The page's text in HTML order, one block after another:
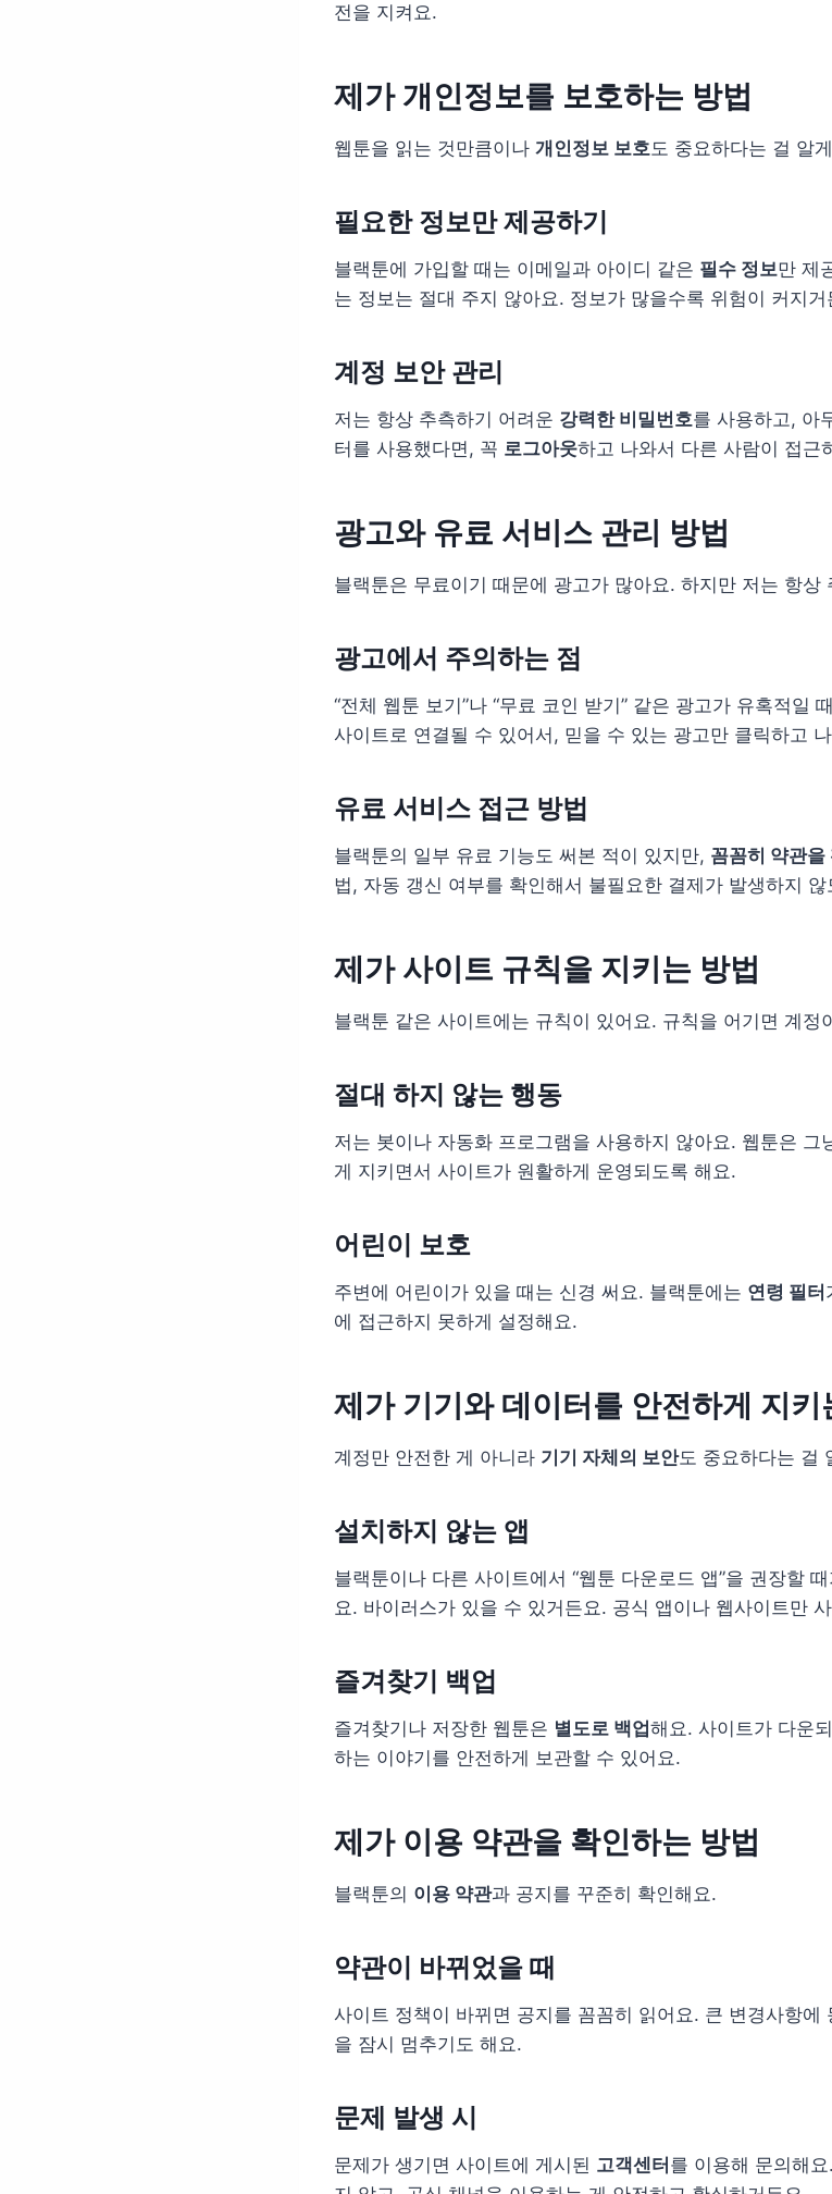
전을 지켜요.
제가 개인정보를 보호하는 방법
웹툰을 읽는 것만큼이나 개인정보 보호도 중요하다는 걸 알
필요한 정보만 제공하기
블랙툰에 가입할 때는 이메일과 아이디 같은 필수 정보만 제
는 정보는 절대 주지 않아요. 정보가 많을수록 위험이 커지거
계정 보안 관리
저는 항상 추측하기 어려운 강력한 비밀번호를 사용하고, 아
터를 사용했다면, 꼭 로그아웃하고 나와서 다른 사람이 접근
광고와 유료 서비스 관리 방법
블랙툰은 무료이기 때문에 광고가 많아요. 하지만 저는 항상
광고에서 주의하는 점
“전체 웹툰 보기”나 “무료 코인 받기” 같은 광고가 유혹적일
사이트로 연결될 수 있어서, 믿을 수 있는 광고만 클릭하고
유료 서비스 접근 방법
블랙툰의 일부 유료 기능도 써본 적이 있지만, 꼼꼼히 약관을
법, 자동 갱신 여부를 확인해서 불필요한 결제가 발생하지
제가 사이트 규칙을 지키는 방법
블랙툰 같은 사이트에는 규칙이 있어요. 규칙을 어기면 계정
절대 하지 않는 행동
저는 봇이나 자동화 프로그램을 사용하지 않아요. 웹툰은
게 지키면서 사이트가 원활하게 운영되도록 해요.
어린이 보호
주변에 어린이가 있을 때는 신경 써요. 블랙툰에는 연령 필터
에 접근하지 못하게 설정해요.
제가 기기와 데이터를 안전하게 지키
계정만 안전한 게 아니라 기기 자체의 보안도 중요하다는 걸
설치하지 않는 앱
블랙툰이나 다른 사이트에서 “웹툰 다운로드 앱”을 권장할
요. 바이러스가 있을 수 있거든요. 공식 앱이나 웹사이트만
즐겨찾기 백업
즐겨찾기나 저장한 웹툰은 별도로 백업해요. 사이트가 다운
하는 이야기를 안전하게 보관할 수 있어요.
제가 이용 약관을 확인하는 방법
블랙툰의 이용 약관과 공지를 꾸준히 확인해요.
약관이 바뀌었을 때
사이트 정책이 바뀌면 공지를 꼼꼼히 읽어요. 큰 변경사항에
을 잠시 멈추기도 해요.
문제 발생 시
문제가 생기면 사이트에 게시된 고객센터 를 이용해 문의해